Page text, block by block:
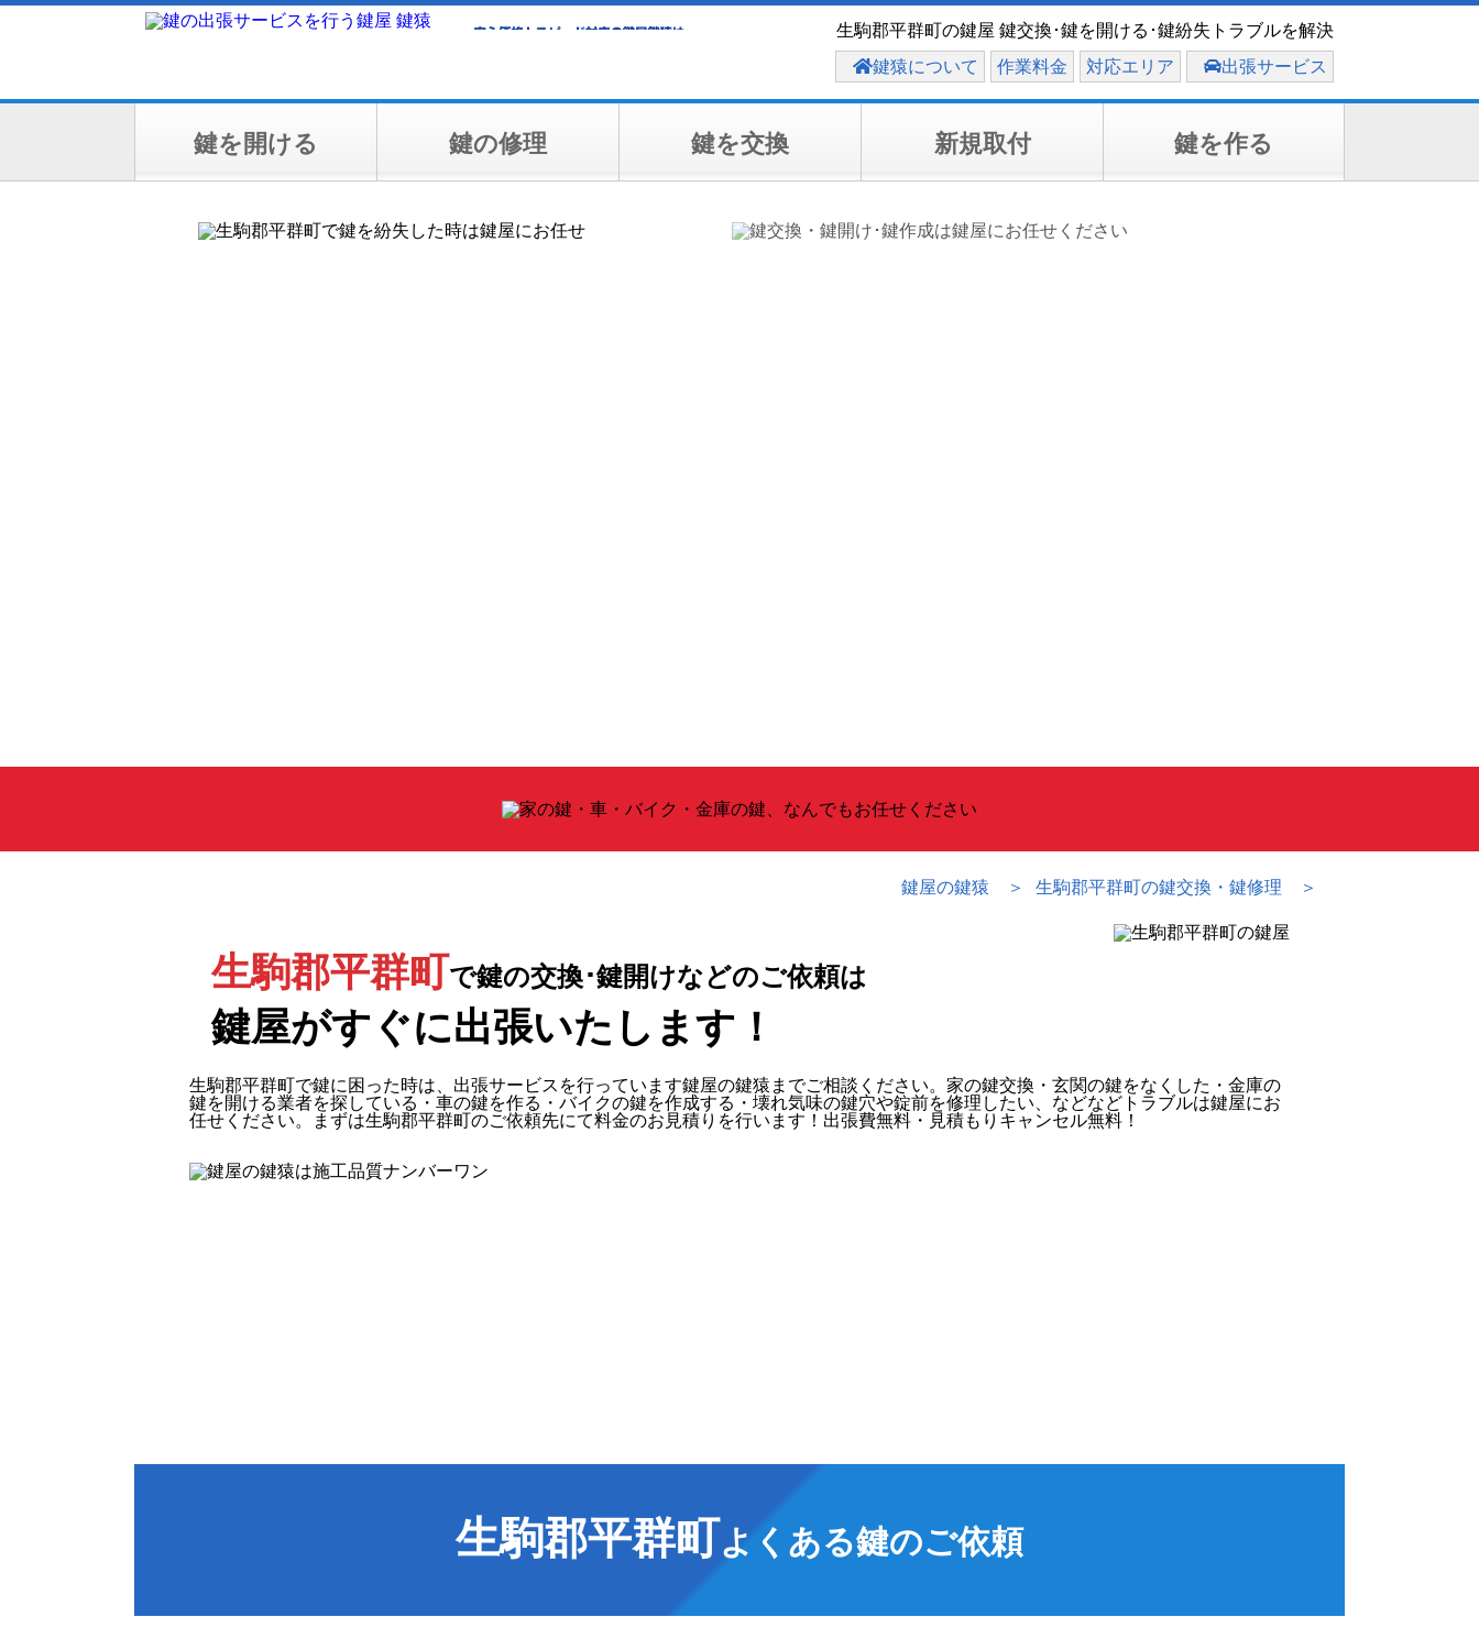
生駒郡平群町の鍵屋 鍵交換･鍵を開ける･鍵紛失トラブルを解決
鍵猿について
作業料金 対応エリア 出張サービス
鍵を開ける 鍵の修理 鍵を交換 新規取付 鍵を作る
鍵屋の鍵猿 生駒郡平群町の鍵交換・鍵修理
生駒郡平群町で鍵の交換･鍵開けなどのご依頼は
鍵屋がすぐに出張いたします！
生駒郡平群町で鍵に困った時は、出張サービスを行っています鍵屋の鍵猿までご相談ください。家の鍵交換・玄関の鍵をなくした・金庫の
鍵を開ける業者を探している・車の鍵を作る・バイクの鍵を作成する・壊れ気味の鍵穴や錠前を修理したい、などなどトラブルは鍵屋にお
任せください。まずは生駒郡平群町のご依頼先にて料金のお見積りを行います！出張費無料・見積もりキャンセル無料！
生駒郡平群町よくある鍵のご依頼